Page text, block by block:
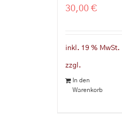
30,00 €
inkl. 19 % MwSt.
zzgl.
In den
Warenkorb